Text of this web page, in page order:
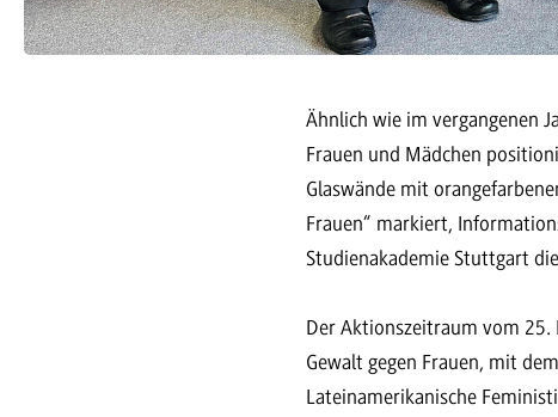
Ähnlich wie im vergangenen
Frauen und Mädchen
Glaswände mit
Frauen“ markiert,
Studienakademie Stuttgart
Der Aktionszeitraum vom 25.
Gewalt gegen Frauen, mit
Lateinamerikanische